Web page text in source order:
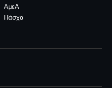
ΑμεΑ
Πάσχα